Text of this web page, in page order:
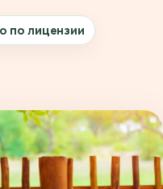
по лицензии